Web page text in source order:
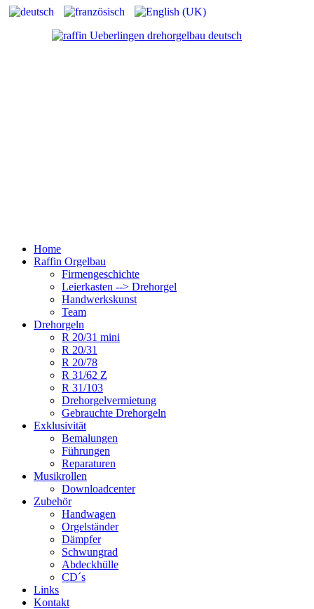
Home
Raffin Orgelbau
Firmengeschichte
Leierkasten --> Drehorgel
Handwerkskunst
Team
Drehorgeln
R 20/31 mini
R 20/31
R 20/78
R 31/62 Z
R 31/103
Drehorgelvermietung
Gebrauchte Drehorgeln
Exklusivität
Bemalungen
Führungen
Reparaturen
Musikrollen
Downloadcenter
Zubehör
Handwagen
Orgelständer
Dämpfer
Schwungrad
Abdeckhülle
CD´s
Links
Kontakt